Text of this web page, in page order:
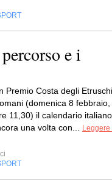
e i
Premio Costa degli Etruschi
(domenica 8 febbraio,
11,30) il calendario italiano
una volta con...
Leggere